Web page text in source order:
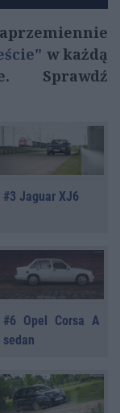
w każdą
Sprawdź
#3 Jaguar XJ6
#6 Opel Corsa A
sedan